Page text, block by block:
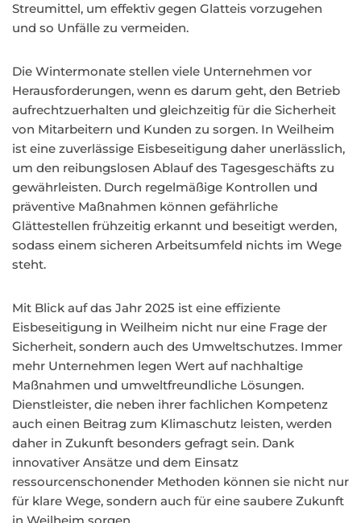
Streumittel, um effektiv gegen Glatteis vorzugehen
und so Unfälle zu vermeiden.
Die Wintermonate stellen viele Unternehmen vor
Herausforderungen, wenn es darum geht, den Betrieb
aufrechtzuerhalten und gleichzeitig für die Sicherheit
von Mitarbeitern und Kunden zu sorgen. In Weilheim
ist eine zuverlässige Eisbeseitigung daher unerlässlich,
um den reibungslosen Ablauf des Tagesgeschäfts zu
gewährleisten. Durch regelmäßige Kontrollen und
präventive Maßnahmen können gefährliche
Glättestellen frühzeitig erkannt und beseitigt werden,
sodass einem sicheren Arbeitsumfeld nichts im Wege
steht.
Mit Blick auf das Jahr 2025 ist eine effiziente
Eisbeseitigung in Weilheim nicht nur eine Frage der
Sicherheit, sondern auch des Umweltschutzes. Immer
mehr Unternehmen legen Wert auf nachhaltige
Maßnahmen und umweltfreundliche Lösungen.
Dienstleister, die neben ihrer fachlichen Kompetenz
auch einen Beitrag zum Klimaschutz leisten, werden
daher in Zukunft besonders gefragt sein. Dank
innovativer Ansätze und dem Einsatz
ressourcenschonender Methoden können sie nicht nur
für klare Wege, sondern auch für eine saubere Zukunft